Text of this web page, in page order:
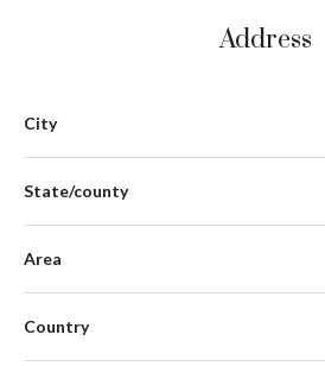
Address
City
State/county
Area
Country